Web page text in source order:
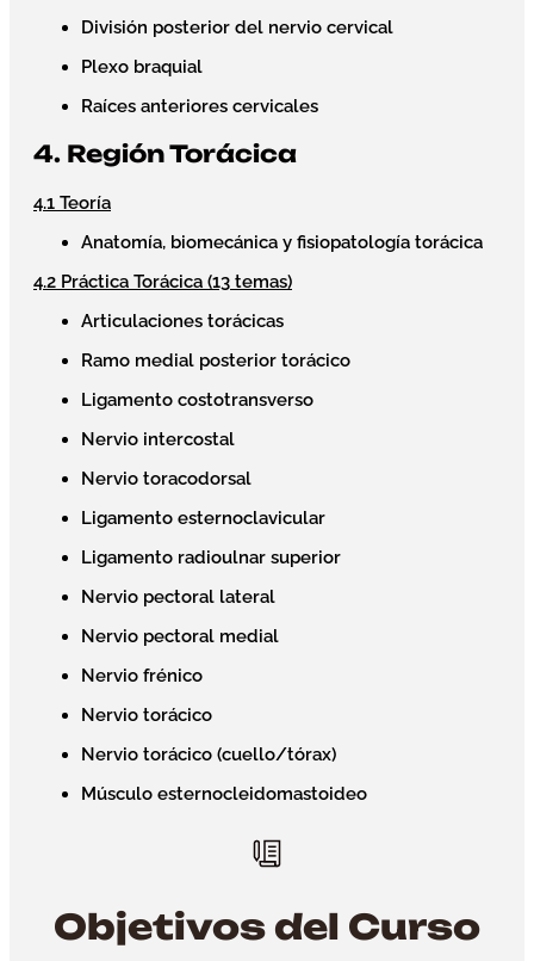
División posterior del nervio cervical
Plexo braquial
Raíces anteriores cervicales
4. Región Torácica
4.1 Teoría
Anatomía, biomecánica y fisiopatología torácica
4.2 Práctica Torácica (13 temas)
Articulaciones torácicas
Ramo medial posterior torácico
Ligamento costotransverso
Nervio intercostal
Nervio toracodorsal
Ligamento esternoclavicular
Ligamento radioulnar superior
Nervio pectoral lateral
Nervio pectoral medial
Nervio frénico
Nervio torácico
Nervio torácico (cuello/tórax)
Músculo esternocleidomastoideo
Objetivos del Curso